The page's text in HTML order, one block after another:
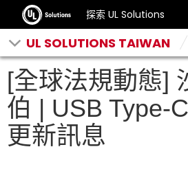
探索 UL Solutions
UL SOLUTIONS TAIWAN
[全球法規動態]
伯 | USB Type-
更新訊息